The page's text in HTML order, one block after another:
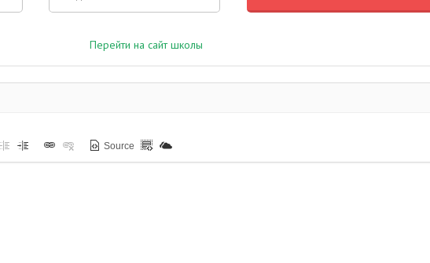
Перейти на сайт школы
Source